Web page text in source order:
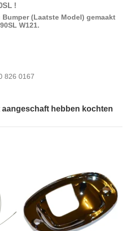
!
(Laatste Model) gemaakt
W121.
826 0167
hebben kochten